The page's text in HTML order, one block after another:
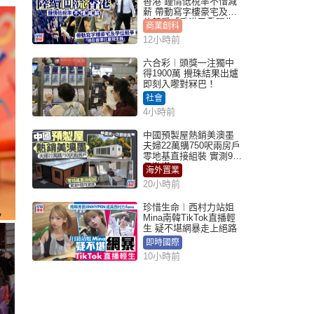
薪 帶動寫字樓豪宅及學
位競爭「香港已重現生
機」
商業創科
12小時前
六合彩︱頭獎一注獨中
得1900萬 攪珠結果出爐
即刻入嚟對冧巴！
社會
4小時前
中國預製屋熱銷美澳墨
夫婦22萬購750呎兩房戶
零地基直接組裝 實測9個
月激讚
海外置業
20小時前
珍惜生命︱西村力站姐
Mina南韓TikTok直播輕
生 疑不堪網暴走上絕路
即時國際
10小時前